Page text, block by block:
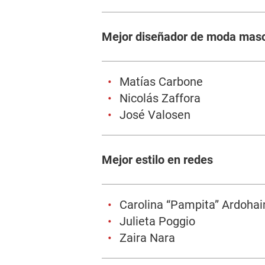
Mejor diseñador de moda
Matías Carbone
Nicolás Zaffora
José Valosen
Mejor estilo en redes
Carolina “Pampita”
Julieta Poggio
Zaira Nara